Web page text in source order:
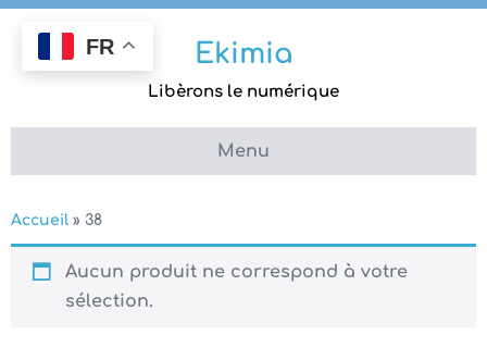
Aller
contenu
Ekimia
Libèrons le numérique
Menu
Accueil » 38
Aucun produit ne correspond à votre
sélection.
FR